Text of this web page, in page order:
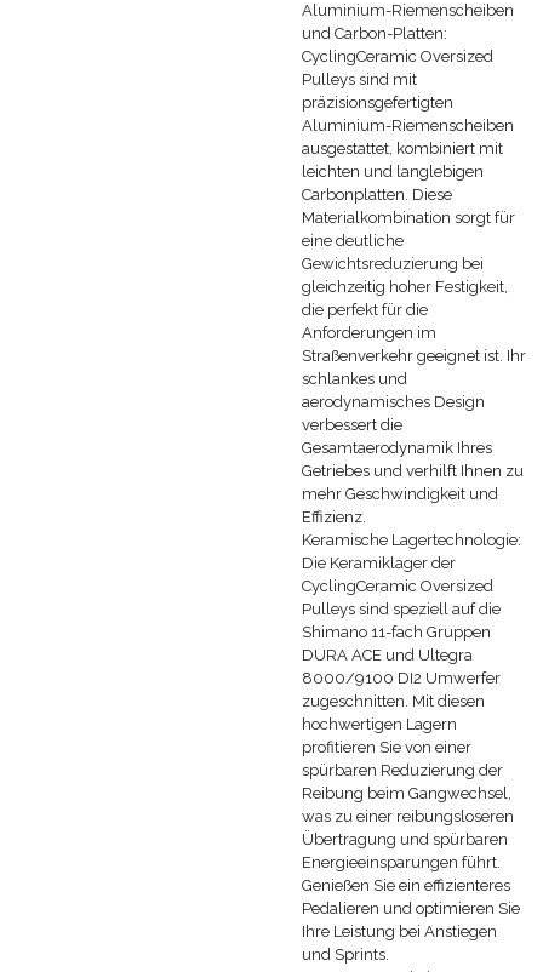
Aluminium-Riemenscheiben
und Carbon-Platten:
CyclingCeramic Oversized
Pulleys sind mit
präzisionsgefertigten
Aluminium-Riemenscheiben
ausgestattet, kombiniert mit
leichten und langlebigen
Carbonplatten. Diese
Materialkombination sorgt für
eine deutliche
Gewichtsreduzierung bei
gleichzeitig hoher Festigkeit,
die perfekt für die
Anforderungen im
Straßenverkehr geeignet ist. Ihr
schlankes und
aerodynamisches Design
verbessert die
Gesamtaerodynamik Ihres
Getriebes und verhilft Ihnen zu
mehr Geschwindigkeit und
Effizienz.
Keramische Lagertechnologie:
Die Keramiklager der
CyclingCeramic Oversized
Pulleys sind speziell auf die
Shimano 11-fach Gruppen
DURA ACE und Ultegra
8000/9100 DI2 Umwerfer
zugeschnitten. Mit diesen
hochwertigen Lagern
profitieren Sie von einer
spürbaren Reduzierung der
Reibung beim Gangwechsel,
was zu einer reibungsloseren
Übertragung und spürbaren
Energieeinsparungen führt.
Genießen Sie ein effizienteres
Pedalieren und optimieren Sie
Ihre Leistung bei Anstiegen
und Sprints.